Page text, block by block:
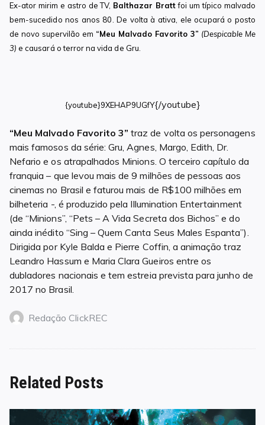
Ex-ator mirim e astro de TV, Balthazar Brattfoi um típico malvado
bem-sucedido nos anos 80. De volta à ativa, ele ocupará o posto
de novo supervilão em “Meu Malvado Favorito 3” (Despicable Me
3)e causará o terror na vida de Gru.
{youtube}9XEHAP9UGfY{/youtube}
“Meu Malvado Favorito 3” traz de volta os personagens
mais famosos da série: Gru, Agnes, Margo, Edith, Dr.
Nefario e os atrapalhados Minions. O terceiro capítulo da
franquia – que levou mais de 9 milhões de pessoas aos
cinemas no Brasil e faturou mais de R$100 milhões em
bilheteria -, é produzido pela Illumination Entertainment
(de “Minions”, “Pets – A Vida Secreta dos Bichos” e do
ainda inédito “Sing – Quem Canta Seus Males Espanta”).
Dirigida por Kyle Balda e Pierre Coffin, a animação traz
Leandro Hassum e Maria Clara Gueiros entre os
dubladores nacionais e tem estreia prevista para junho de
2017 no Brasil.
Redação ClickREC
Related Posts